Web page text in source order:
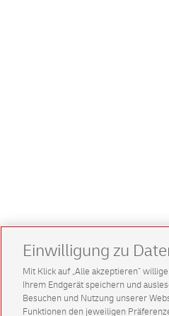
Einwilligung zu
Mit Klick auf „Alle akzeptieren”
Ihrem Endgerät speichern und
Besuchen und Nutzung unserer
Funktionen den jeweiligen